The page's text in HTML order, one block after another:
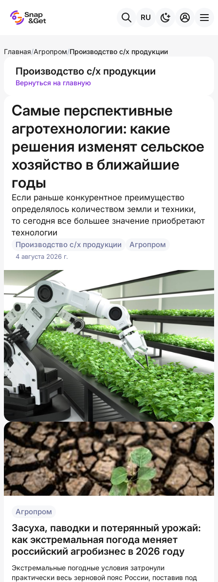
RU
Главная/Агропром/Производство с/х продукции
Производство с/х продукции
Вернуться на главную
Самые перспективные
агротехнологии: какие
решения изменят сельское
хозяйство в ближайшие
годы
Если раньше конкурентное преимущество
определялось количеством земли и техники,
то сегодня все большее значение приобретают
технологии
Производство с/х продукции Агропром
4 августа 2026 г.
Агропром
Засуха, паводки и потерянный урожай:
как экстремальная погода меняет
российский агробизнес в 2026 году
Экстремальные погодные условия затронули
практически весь зерновой пояс России, поставив под